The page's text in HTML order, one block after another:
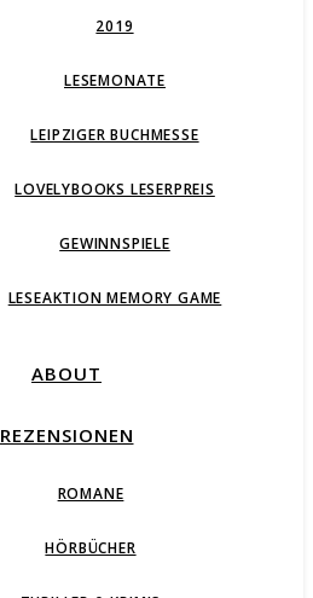
2019
LESEMONATE
LEIPZIGER BUCHMESSE
LOVELYBOOKS LESERPREIS
GEWINNSPIELE
LESEAKTION MEMORY GAME
ABOUT
REZENSIONEN
ROMANE
HÖRBÜCHER